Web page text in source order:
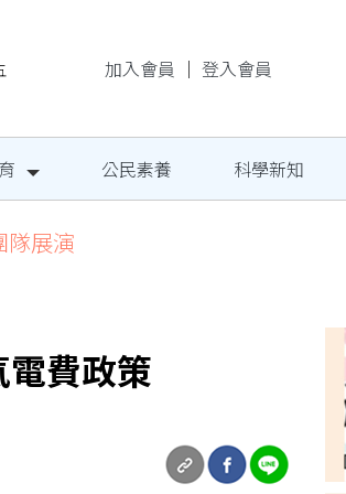
加入會員 ｜ 登入會員
公民素養 科學新知
展演
費政策